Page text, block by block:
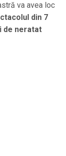
va avea loc
din 7
de neratat